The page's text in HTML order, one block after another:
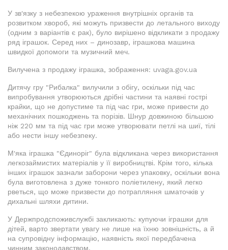
У зв'язку з небезпекою ураження внутрішніх органів та
розвитком хвороб, які можуть призвести до летального виходу
(одним з варіантів є рак), було вирішено відкликати з продажу
ряд іграшок. Серед них – динозавр, іграшкова машина
швидкої допомоги та музичний меч.
Вилучена з продажу іграшка, зображення: uvaga.gov.ua
Дитячу гру "Рибалка" вилучили з обігу, оскільки під час
випробування утворюються дрібні частини та наявні гострі
крайки, що не допустиме та під час гри, може привести до
механічних пошкоджень та порізів. Шнур довжиною більшою
ніж 220 мм та під час гри може утворювати петлі на шиї, тілі
або нести іншу небезпеку.
М'яка іграшка "Єдиноріг" була відкликана через використання
легкозаймистих матеріалів у її виробництві. Крім того, кілька
інших іграшок зазнали заборони через упаковку, оскільки вона
була виготовлена з дуже тонкого поліетилену, який легко
рветься, що може призвести до потрапляння шматочків у
дихальні шляхи дитини.
У Держпродспоживслужбі закликають: купуючи іграшки для
дітей, варто звертати увагу не лише на їхню зовнішність, а й
на супровідну інформацію, наявність якої передбачена
чинним законодавством.